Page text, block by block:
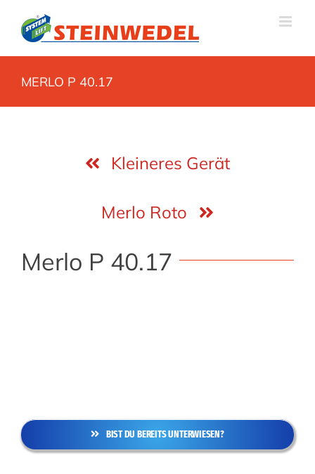
Inhalt
springen
MERLO P 40.17
Kleineres Gerät
Merlo Roto
Merlo P 40.17
BIST DU BEREITS UNTERWIESEN?